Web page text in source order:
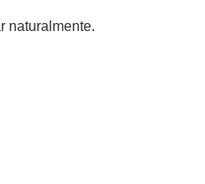
naturalmente.